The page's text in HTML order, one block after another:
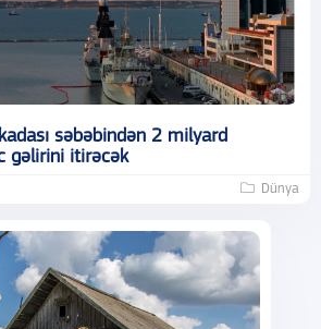
səbəbindən 2 milyard
gəlirini itirəcək
Dünya